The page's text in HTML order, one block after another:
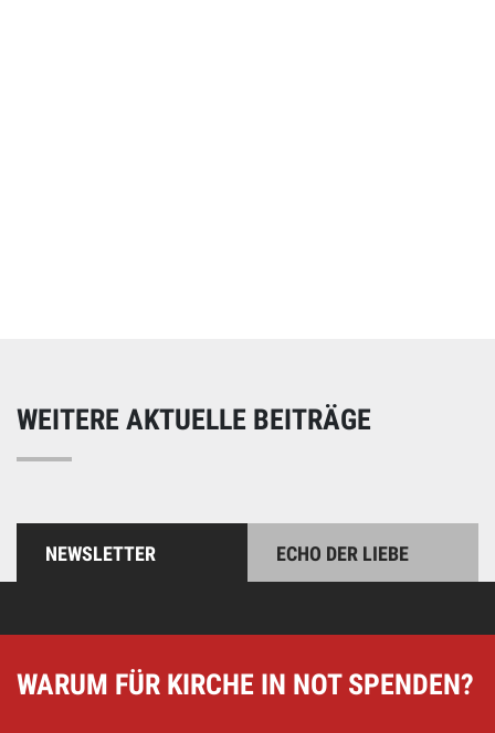
WEITERE AKTUELLE BEITRÄGE
NEWSLETTER ECHO DER LIEBE
WARUM FÜR KIRCHE IN NOT SPENDEN?